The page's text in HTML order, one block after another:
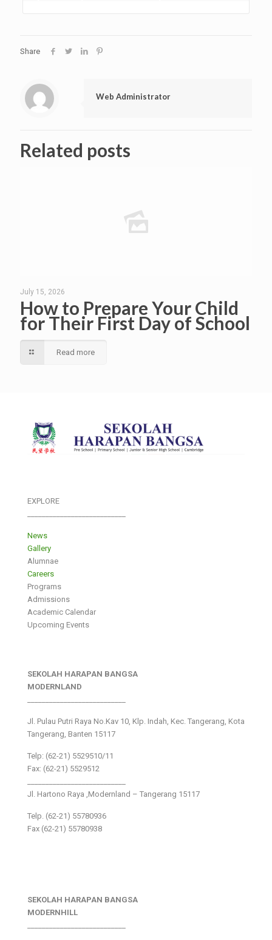
Share
Web Administrator
Related posts
July 15, 2026
How to Prepare Your Child
for Their First Day of School
Read more
EXPLORE
News
Gallery
Alumnae
Careers
Programs
Admissions
Academic Calendar
Upcoming Events
SEKOLAH HARAPAN BANGSA
MODERNLAND
Jl. Pulau Putri Raya No.Kav 10, Klp. Indah, Kec. Tangerang, Kota
Tangerang, Banten 15117
Telp: (62-21) 5529510/11
Fax: (62-21) 5529512
Jl. Hartono Raya ,Modernland – Tangerang 15117
Telp. (62-21) 55780936
Fax (62-21) 55780938
SEKOLAH HARAPAN BANGSA
MODERNHILL